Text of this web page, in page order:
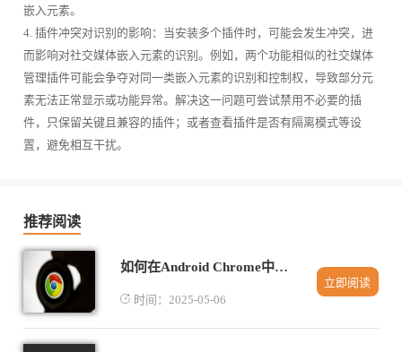
嵌入元素。
4. 插件冲突对识别的影响：当安装多个插件时，可能会发生冲突，进
而影响对社交媒体嵌入元素的识别。例如，两个功能相似的社交媒体
管理插件可能会争夺对同一类嵌入元素的识别和控制权，导致部分元
素无法正常显示或功能异常。解决这一问题可尝试禁用不必要的插
件，只保留关键且兼容的插件；或者查看插件是否有隔离模式等设
置，避免相互干扰。
推荐阅读
如何在Android Chrome中管理浏览器历史记录
时间：2025-05-06
立即阅读